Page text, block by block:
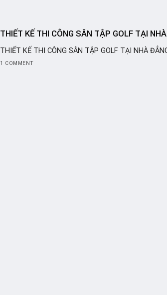
THIẾT KẾ THI CÔNG SÂN TẬP GOLF TẠI
THIẾT KẾ THI CÔNG SÂN TẬP GOLF TẠI NHÀ
1 COMMENT